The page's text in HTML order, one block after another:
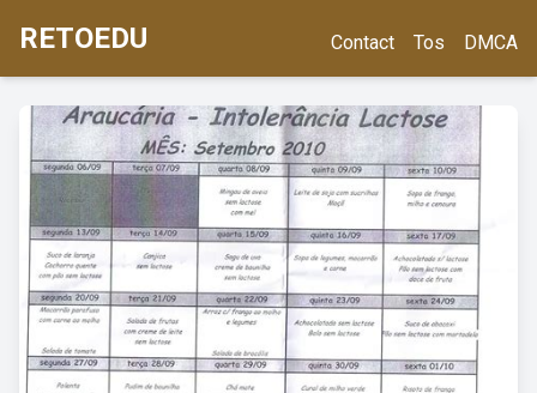
RETOEDU Contact Tos DMCA